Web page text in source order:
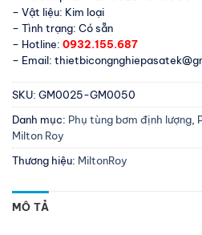
– Vật liệu: Kim loại
– Tình trạng: Có sẵn
– Hotline: 0932.155.687
– Email:
SKU: GM0025-GM0050
Danh mục: Phụ tùng bơm định lượng
Milton Roy
Thương hiệu: MiltonRoy
MÔ TẢ